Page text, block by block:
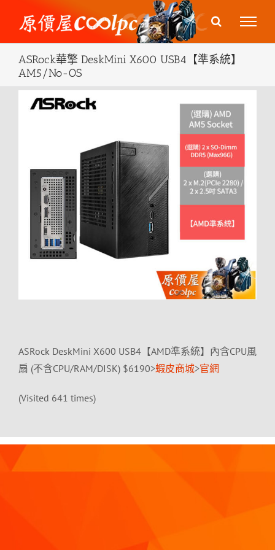
content
ASRock華擎 DeskMini X600 USB4【準系統】
AM5/No-OS
View
ASRock DeskMini X600 USB4【AMD準系統】內含CPU風
扇 (不含CPU/RAM/DISK) $6190>蝦皮商城>官網
(Visited 641 times)